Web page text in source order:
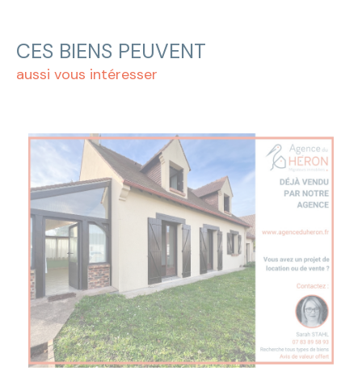
CES BIENS PEUVENT
aussi vous intéresser